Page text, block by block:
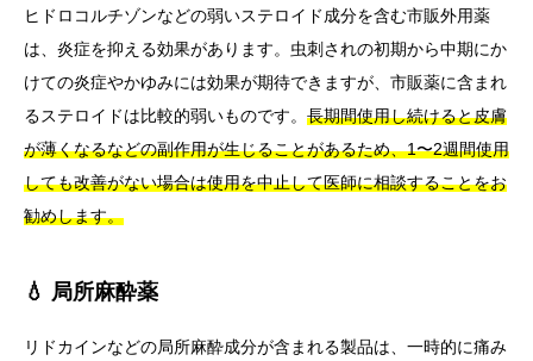
ヒドロコルチゾンなどの弱いステロイド成分を含む市販外用薬
は、炎症を抑える効果があります。虫刺されの初期から中期にか
けての炎症やかゆみには効果が期待できますが、市販薬に含まれ
るステロイドは比較的弱いものです。 長期間使用し続けると皮膚
が薄くなるなどの副作用が生じることがあるため、1〜2週間使用
しても改善がない場合は使用を中止して医師に相談することをお
勧めします。
💧 局所麻酔薬
リドカインなどの局所麻酔成分が含まれる製品は、一時的に痛み